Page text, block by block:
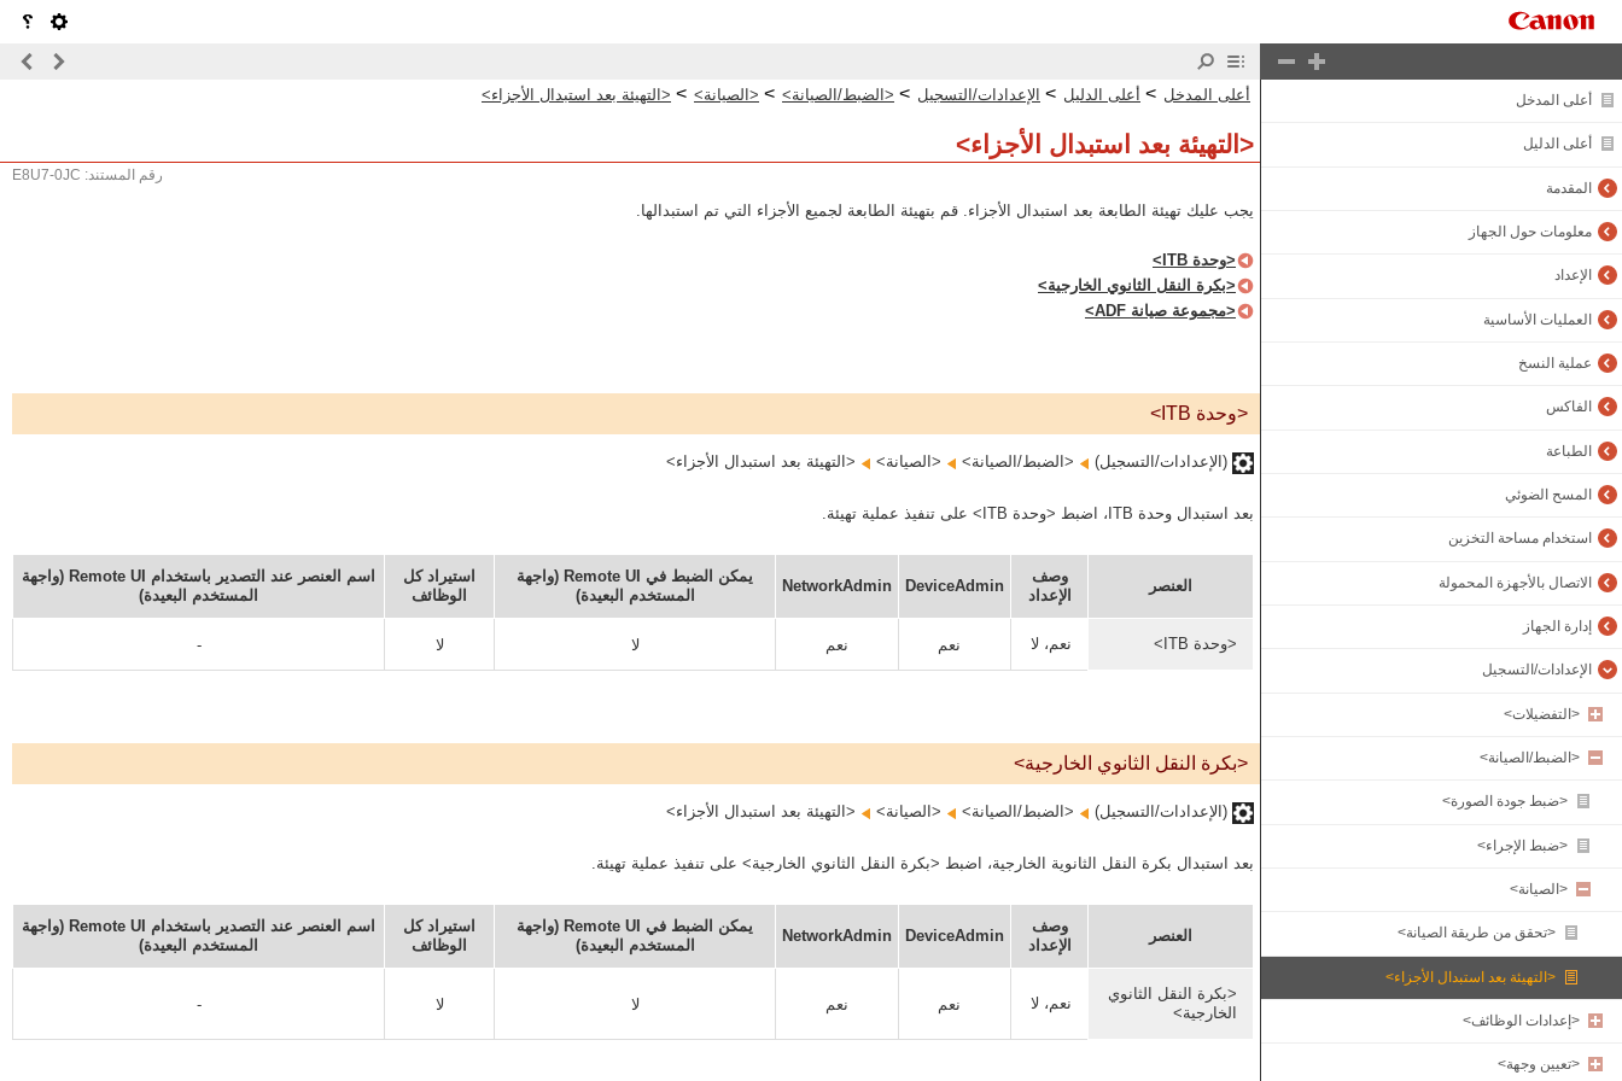
أعلى المدخل
أعلى الدليل
المقدمة
معلومات حول الجهاز
الإعداد
العمليات الأساسية
عملية النسخ
الفاكس
الطباعة
المسح الضوئي
استخدام مساحة التخزين
الاتصال بالأجهزة المحمولة
إدارة الجهاز
الإعدادات/التسجيل
<التفضيلات>
<الضبط/الصيانة>
<ضبط جودة الصورة>
<ضبط الإجراء>
<الصيانة>
<تحقق من طريقة الصيانة>
<التهيئة بعد استبدال الأجزاء>
<إعدادات الوظائف>
<تعيين وجهة>
أعلى المدخل > أعلى الدليل > الإعدادات/التسجيل > <الضبط/الصيانة> > <الصيانة> > <التهيئة بعد استبدال الأجزاء>
<التهيئة بعد استبدال الأجزاء>
رقم المستند: E8U7-0JC
يجب عليك تهيئة الطابعة بعد استبدال الأجزاء. قم بتهيئة الطابعة لجميع الأجزاء التي تم استبدالها.
<وحدة ITB>
<بكرة النقل الثانوي الخارجية>
<مجموعة صيانة ADF>
<وحدة ITB>
(الإعدادات/التسجيل)‏ <الضبط/الصيانة>‏ <الصيانة>‏ <التهيئة بعد استبدال الأجزاء>
بعد استبدال وحدة ITB، اضبط <وحدة ITB> على تنفيذ عملية تهيئة.
العنصر
وصف
الإعداد
DeviceAdmin
NetworkAdmin
يمكن الضبط في Remote UI (واجهة
المستخدم البعيدة)
استيراد كل
الوظائف
اسم العنصر عند التصدير باستخدام Remote UI (واجهة
المستخدم البعيدة)
<وحدة ITB> نعم، لا نعم نعم لا لا -
<بكرة النقل الثانوي الخارجية>
(الإعدادات/التسجيل)‏ <الضبط/الصيانة>‏ <الصيانة>‏ <التهيئة بعد استبدال الأجزاء>
بعد استبدال بكرة النقل الثانوية الخارجية، اضبط <بكرة النقل الثانوي الخارجية> على تنفيذ عملية تهيئة.
العنصر
وصف
الإعداد
DeviceAdmin
NetworkAdmin
يمكن الضبط في Remote UI (واجهة
المستخدم البعيدة)
استيراد كل
الوظائف
اسم العنصر عند التصدير باستخدام Remote UI (واجهة
المستخدم البعيدة)
<بكرة النقل الثانوي
الخارجية>
نعم، لا نعم نعم لا لا -